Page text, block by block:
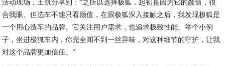
活动现场，王凯分享到：“之所以选择极狐，起初是因为它的颜值，很
合我眼。但选车不能只看颜值，在跟极狐深入接触之后，我发现极狐是
一个用心造车的品牌。它关注用户需求，也追求极致性能。举个小例
子，坐进极狐车内，你完全闻不到一丝异味，对这种细节的守护，让我
对这个品牌更加信任。”